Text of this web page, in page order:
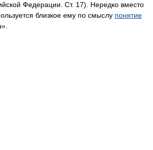
Федерации. Ст. 17). Нередко вместо
близкое ему по смыслу понятие